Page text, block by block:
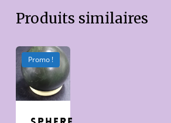
Produits similaires
Promo !